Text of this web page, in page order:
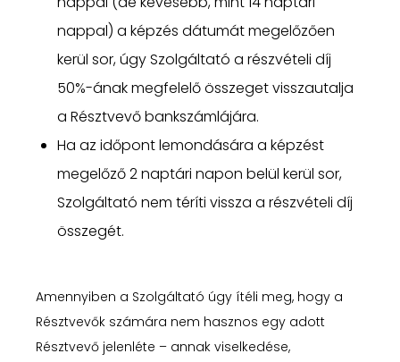
nappal) a képzés dátumát megelőzően
kerül sor, úgy Szolgáltató a részvételi díj
50%-ának megfelelő összeget visszautalja
a Résztvevő bankszámlájára.
Ha az időpont lemondására a képzést
megelőző 2 naptári napon belül kerül sor,
Szolgáltató nem téríti vissza a részvételi díj
összegét.
Amennyiben a Szolgáltató úgy ítéli meg, hogy a
Résztvevők számára nem hasznos egy adott
Résztvevő jelenléte – annak viselkedése,